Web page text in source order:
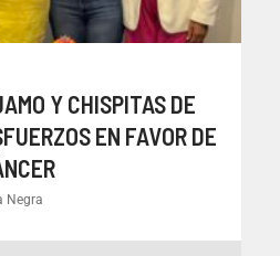
Y CHISPITAS DE
EN FAVOR DE
Negra